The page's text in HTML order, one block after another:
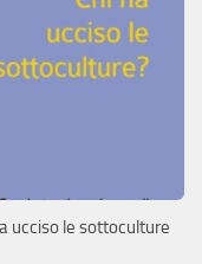
ucciso le sottoculture